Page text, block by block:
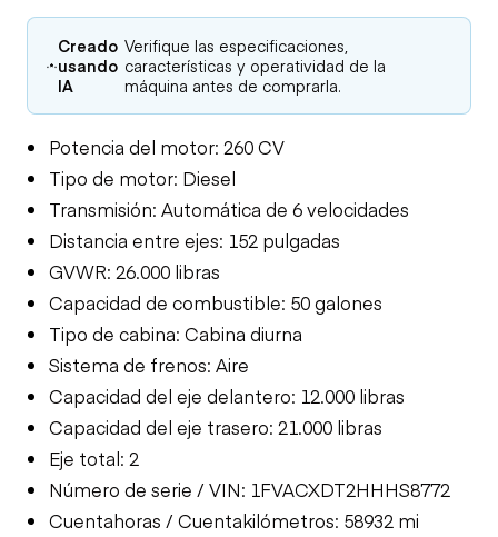
Creado
usando
IA
Verifique las especificaciones,
características y operatividad de la
máquina antes de comprarla.
Potencia del motor: 260 CV
Tipo de motor: Diesel
Transmisión: Automática de 6 velocidades
Distancia entre ejes: 152 pulgadas
GVWR: 26.000 libras
Capacidad de combustible: 50 galones
Tipo de cabina: Cabina diurna
Sistema de frenos: Aire
Capacidad del eje delantero: 12.000 libras
Capacidad del eje trasero: 21.000 libras
Eje total: 2
Número de serie / VIN: 1FVACXDT2HHHS8772
Cuentahoras / Cuentakilómetros: 58932 mi